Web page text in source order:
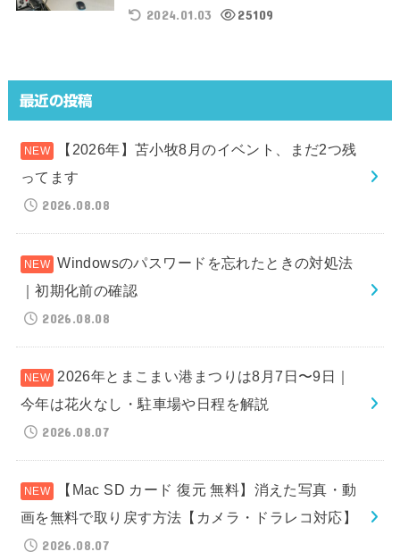
2024.01.03
25109
最近の投稿
【2026年】苫小牧8月のイベント、まだ2つ残
ってます
2026.08.08
Windowsのパスワードを忘れたときの対処法
｜初期化前の確認
2026.08.08
2026年とまこまい港まつりは8月7日〜9日｜
今年は花火なし・駐車場や日程を解説
2026.08.07
【Mac SD カード 復元 無料】消えた写真・動
画を無料で取り戻す方法【カメラ・ドラレコ対応】
2026.08.07